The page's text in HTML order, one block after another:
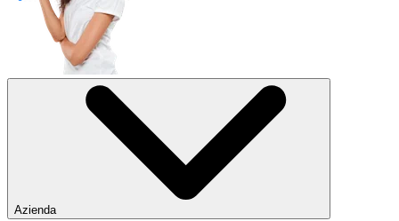
Azienda